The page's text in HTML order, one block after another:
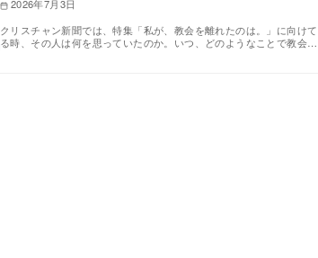
2026年7月3日
クリスチャン新聞では、特集「私が、教会を離れたのは。」に向け
る時、その人は何を思っていたのか。いつ、どのようなことで教会…